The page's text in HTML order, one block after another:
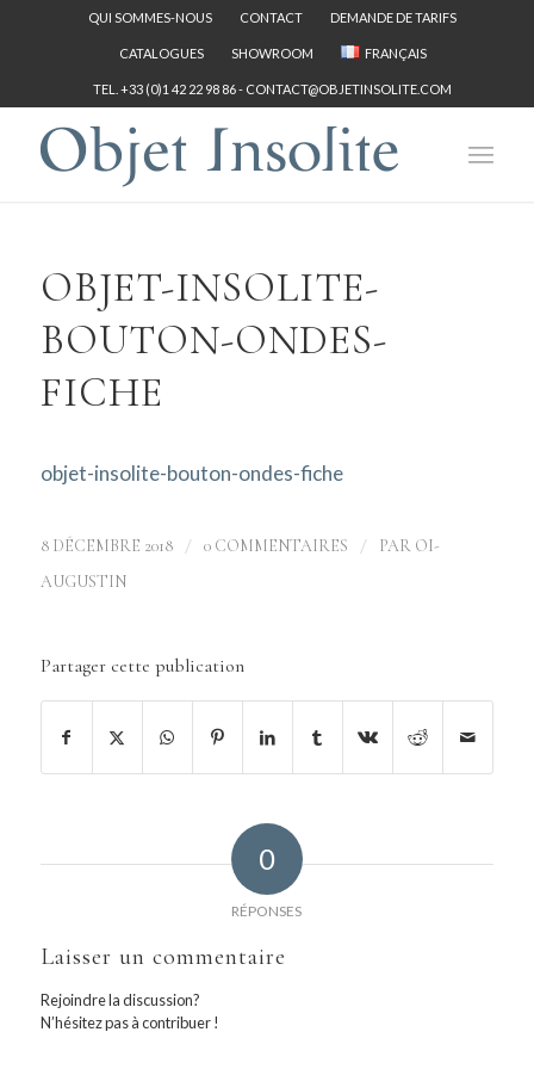
QUI SOMMES-NOUS CONTACT DEMANDE DE TARIFS
CATALOGUES SHOWROOM FRANÇAIS
TEL. +33 (0)1 42 22 98 86 - CONTACT@OBJETINSOLITE.COM
OBJET-INSOLITE-
BOUTON-ONDES-
FICHE
objet-insolite-bouton-ondes-fiche
8 DÉCEMBRE 2018 / 0 COMMENTAIRES / PAR OI-
AUGUSTIN
Partager cette publication
0
RÉPONSES
Laisser un commentaire
Rejoindre la discussion?
N’hésitez pas à contribuer !